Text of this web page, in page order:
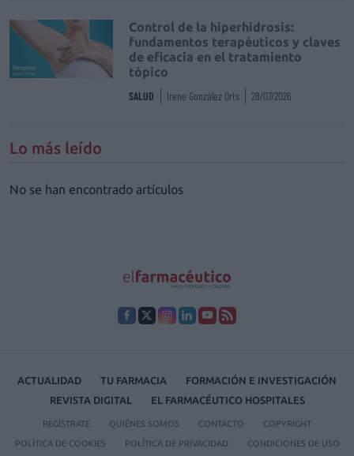
Control de la hiperhidrosis:
fundamentos terapéuticos y claves
de eficacia en el tratamiento
tópico
SALUD Irene González Orts 28/07/2026
Lo más leído
No se han encontrado artículos
ACTUALIDAD TU FARMACIA
FORMACIÓN E INVESTIGACIÓN
REVISTA DIGITAL
EL FARMACÉUTICO HOSPITALES
REGÍSTRATE QUIÉNES SOMOS CONTACTO COPYRIGHT
POLÍTICA DE COOKIES POLÍTICA DE PRIVACIDAD CONDICIONES DE USO